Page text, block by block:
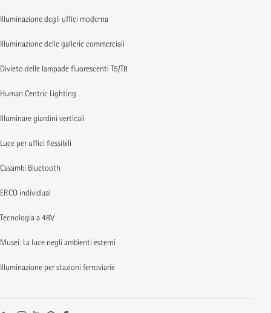
Illuminazione degli uffici moderna
Illuminazione delle gallerie commerciali
Divieto delle lampade fluorescenti T5/T8
Human Centric Lighting
Illuminare giardini verticali
Luce per uffici flessibili
Casambi Bluetooth
ERCO individual
Tecnologia a 48V
Musei: La luce negli ambienti esterni
Illuminazione per stazioni ferroviarie